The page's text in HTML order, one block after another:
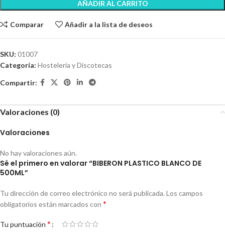
AÑADIR AL CARRITO
Comparar Añadir a la lista de deseos
SKU: 01007
Categoría: Hostelería y Discotecas
Compartir:
Valoraciones (0)
Valoraciones
No hay valoraciones aún.
Sé el primero en valorar “BIBERON PLASTICO BLANCO DE
500ML”
Tu dirección de correo electrónico no será publicada. Los campos
obligatorios están marcados con *
Tu puntuación *